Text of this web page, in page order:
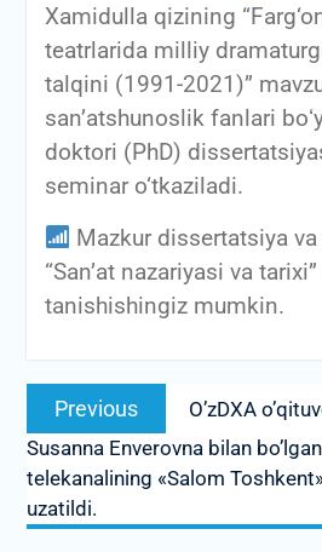
Xamidulla qizining
teatrlarida milliy
talqini (1991-2021)”
san’atshunoslik fanlari
doktori (PhD)
seminar o‘tkaziladi.
Mazkur dissertatsiya
“San’at nazariyasi va
tanishishingiz mumkin.
Post
menyusi
Previous
Previous
post:
O’zDXA
Susanna Enverovna bilan
telekanalining «Salom
uzatildi.